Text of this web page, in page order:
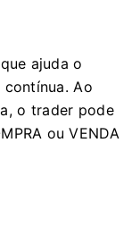
ajuda o
Ao
o trader pode
ou VENDA